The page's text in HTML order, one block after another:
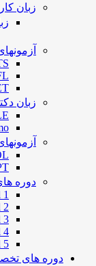
زبان
زبان
دوره
2
3
4
5
دوره های